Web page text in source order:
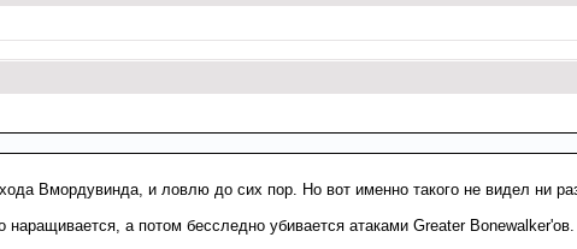
Вмордувинда, и ловлю до сих пор. Но вот именно такого не видел ни
а потом бесследно убивается атаками Greater